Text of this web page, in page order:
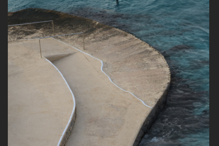
AGNES JULIA